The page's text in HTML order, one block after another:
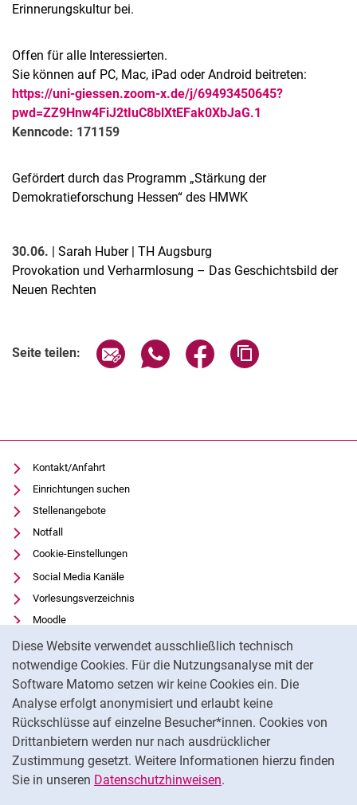
Diese Website verwendet ausschließlich technisch
notwendige Cookies. Für die Nutzungsanalyse mit der
Software Matomo setzen wir keine Cookies ein. Die
Analyse erfolgt anonymisiert und erlaubt keine
Rückschlüsse auf einzelne Besucher*innen. Cookies von
Drittanbietern werden nur nach ausdrücklicher
Zustimmung gesetzt. Weitere Informationen hierzu finden
Sie in unseren Datenschutzhinweisen.
Erinnerungskultur bei.
Offen für alle Interessierten.
Sie können auf PC, Mac, iPad oder Android beitreten:
https://uni-giessen.zoom-x.de/j/69493450645?
pwd=ZZ9Hnw4FiJ2tIuC8blXtEFak0XbJaG.1
Kenncode: 171159
Gefördert durch das Programm „Stärkung der
Demokratieforschung Hessen“ des HMWK
30.06. | Sarah Huber | TH Augsburg
Provokation und Verharmlosung – Das Geschichtsbild der
Neuen Rechten
Seite teilen: Seite über E-Mail teilen
Seite über WhatsApp teilen
Seite über Facebook
Kontakt/Anfahrt
Einrichtungen suchen
Stellenangebote
Notfall
Cookie-Einstellungen
Social Media Kanäle
Vorlesungsverzeichnis
Moodle
Panopto
Universitätsbibliothek
Datenschutz
Barrierefreiheit
Transparenter KI-Einsatz